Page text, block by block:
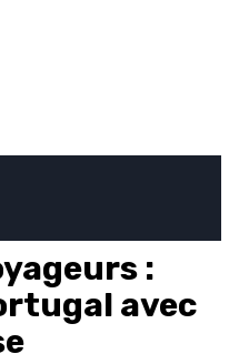
:
avec